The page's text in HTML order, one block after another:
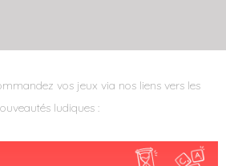
vos jeux via nos liens vers les
ludiques :